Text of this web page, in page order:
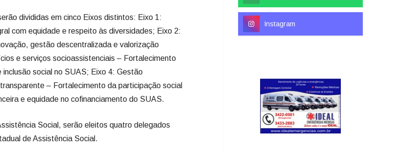
divididas em cinco Eixos distintos: Eixo 1:
com equidade e respeito às diversidades; Eixo 2:
gestão descentralizada e valorização
e serviços socioassistenciais – Fortalecimento
social no SUAS; Eixo 4: Gestão
– Fortalecimento da participação social
e equidade no cofinanciamento do SUAS.
Social, serão eleitos quatro delegados
de Assistência Social.
Instagram